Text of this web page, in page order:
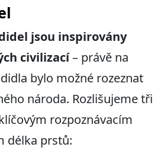
jsou inspirovány
civilizací– právě na
bylo možné rozeznat
národa. Rozlišujeme tři
rozpoznávacím
délka prstů: